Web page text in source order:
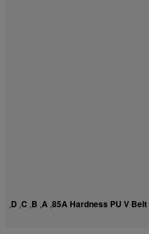
85A Hardness PU V Belt
,
A
,
B
,
C
,
D
,